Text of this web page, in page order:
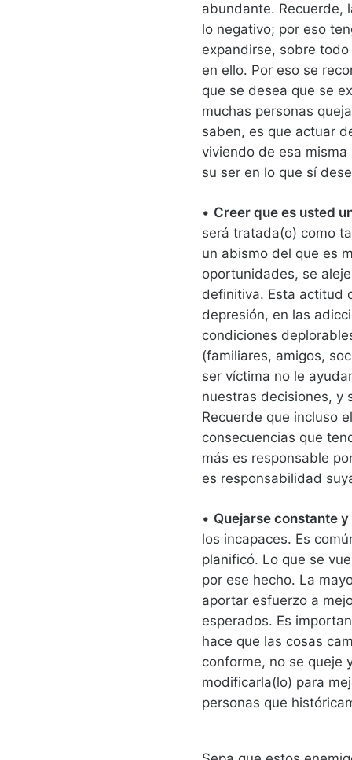
abundante. Recuerde,
lo negativo; por eso
expandirse, sobre
en ello. Por eso se
que se desea que se
muchas personas
saben, es que actuar
viviendo de esa
su ser en lo que sí
• Creer que es usted
será tratada(o) como
un abismo del que es
oportunidades, se
definitiva. Esta actitud
depresión, en las
condiciones
(familiares, amigos,
ser víctima no le
nuestras decisiones, y
Recuerde que incluso
consecuencias que
más es responsable
es responsabilidad
• Quejarse constante
los incapaces. Es
planificó. Lo que se
por ese hecho. La
aportar esfuerzo a
esperados. Es
hace que las cosas
conforme, no se queje
modificarla(lo) para
personas que